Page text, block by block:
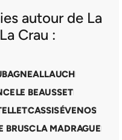
autour de La
Crau :
ALLAUCH
LE BEAUSSET
CASSISÉVENOS
BRUSCLA MADRAGUE